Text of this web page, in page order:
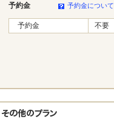
予約金 予約金について
予約金 不要